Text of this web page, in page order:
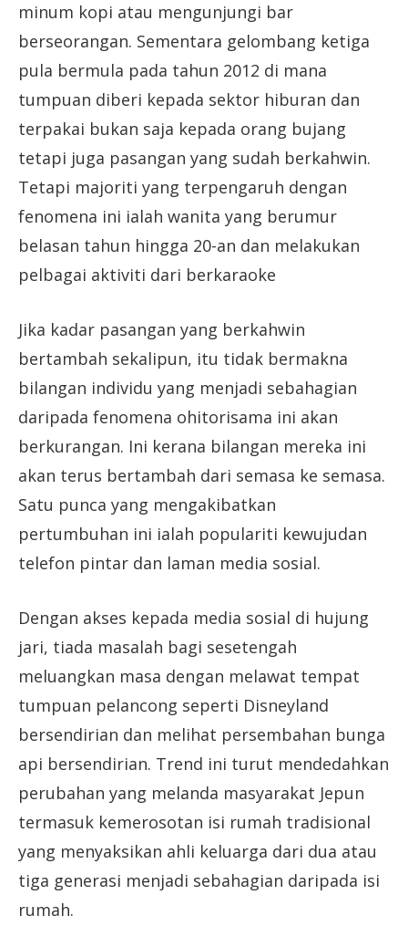
minum kopi atau mengunjungi bar
berseorangan. Sementara gelombang ketiga
pula bermula pada tahun 2012 di mana
tumpuan diberi kepada sektor hiburan dan
terpakai bukan saja kepada orang bujang
tetapi juga pasangan yang sudah berkahwin.
Tetapi majoriti yang terpengaruh dengan
fenomena ini ialah wanita yang berumur
belasan tahun hingga 20-an dan melakukan
pelbagai aktiviti dari berkaraoke
Jika kadar pasangan yang berkahwin
bertambah sekalipun, itu tidak bermakna
bilangan individu yang menjadi sebahagian
daripada fenomena ohitorisama ini akan
berkurangan. Ini kerana bilangan mereka ini
akan terus bertambah dari semasa ke semasa.
Satu punca yang mengakibatkan
pertumbuhan ini ialah populariti kewujudan
telefon pintar dan laman media sosial.
Dengan akses kepada media sosial di hujung
jari, tiada masalah bagi sesetengah
meluangkan masa dengan melawat tempat
tumpuan pelancong seperti Disneyland
bersendirian dan melihat persembahan bunga
api bersendirian. Trend ini turut mendedahkan
perubahan yang melanda masyarakat Jepun
termasuk kemerosotan isi rumah tradisional
yang menyaksikan ahli keluarga dari dua atau
tiga generasi menjadi sebahagian daripada isi
rumah.